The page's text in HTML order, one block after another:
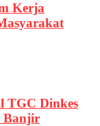
Kerja
TGC Dinkes
Banjir